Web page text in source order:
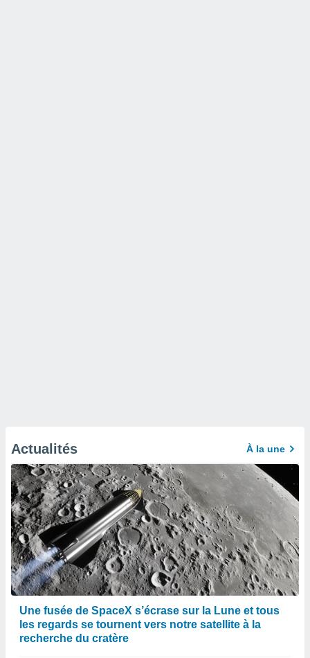
Actualités À la une
Une fusée de SpaceX s’écrase sur la Lune et tous
les regards se tournent vers notre satellite à la
recherche du cratère